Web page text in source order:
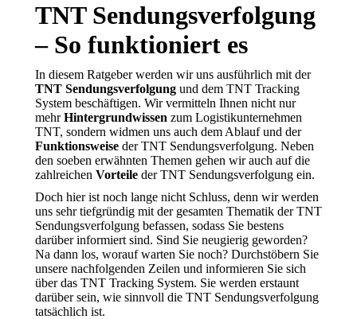
TNT Sendungsverfolgung
– So funktioniert es
In diesem Ratgeber werden wir uns ausführlich mit der
TNT Sendungsverfolgung und dem TNT Tracking
System beschäftigen. Wir vermitteln Ihnen nicht nur
mehrHintergrundwissen zum Logistikunternehmen
TNT, sondern widmen uns auch dem Ablauf und der
Funktionsweise der TNT Sendungsverfolgung. Neben
den soeben erwähnten Themen gehen wir auch auf die
zahlreichen Vorteile der TNT Sendungsverfolgung ein.
Doch hier ist noch lange nicht Schluss, denn wir werden
uns sehr tiefgründig mit der gesamten Thematik der TNT
Sendungsverfolgung befassen, sodass Sie bestens
darüber informiert sind. Sind Sie neugierig geworden?
Na dann los, worauf warten Sie noch? Durchstöbern Sie
unsere nachfolgenden Zeilen und informieren Sie sich
über das TNT Tracking System. Sie werden erstaunt
darüber sein, wie sinnvoll die TNT Sendungsverfolgung
tatsächlich ist.